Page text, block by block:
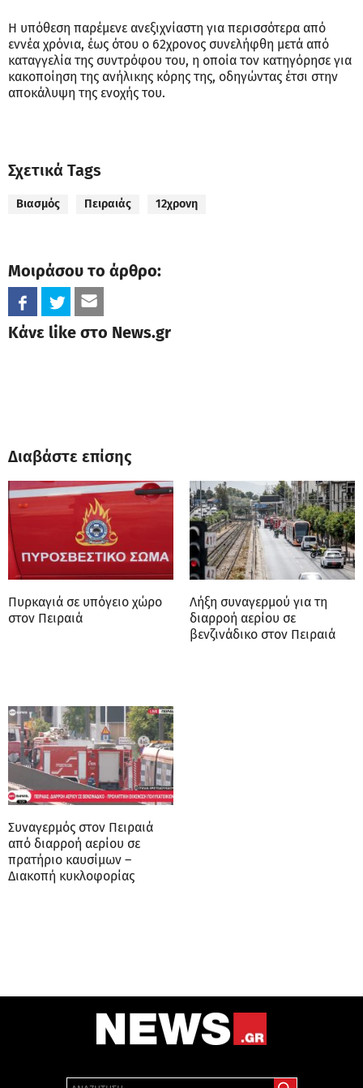
Η υπόθεση παρέμενε ανεξιχνίαστη για περισσότερα από
εννέα χρόνια, έως ότου ο 62χρονος συνελήφθη μετά από
καταγγελία της συντρόφου του, η οποία τον κατηγόρησε για
κακοποίηση της ανήλικης κόρης της, οδηγώντας έτσι στην
αποκάλυψη της ενοχής του.
Σχετικά Tags
Βιασμός Πειραιάς 12χρονη
Μοιράσου το άρθρο:
Κάνε like στο News.gr
Διαβάστε επίσης
Πυρκαγιά σε υπόγειο χώρο
στον Πειραιά
Λήξη συναγερμού για τη
διαρροή αερίου σε
βενζινάδικο στον Πειραιά
Συναγερμός στον Πειραιά
από διαρροή αερίου σε
πρατήριο καυσίμων –
Διακοπή κυκλοφορίας